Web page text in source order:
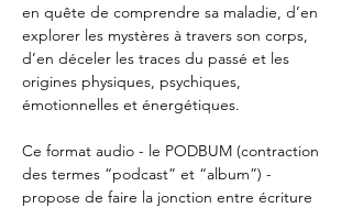
en quête de comprendre sa maladie, d’en
explorer les mystères à travers son corps,
d’en déceler les traces du passé et les
origines physiques, psychiques,
émotionnelles et énergétiques.
Ce format audio - le PODBUM (contraction
des termes “podcast” et “album”) -
propose de faire la jonction entre écriture